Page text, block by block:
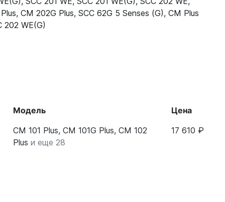
, CM 202G Plus, SCC 62G 5 Senses (G), CM Plus
202 WE(G)
Модель
Цена
CM 101 Plus, CM 101G Plus, CM 102
Plus и еще 28
17 610 ₽